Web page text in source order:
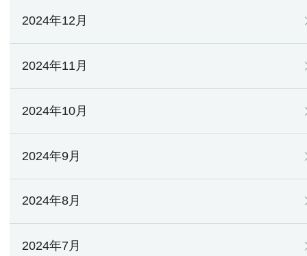
2024年12月
2024年11月
2024年10月
2024年9月
2024年8月
2024年7月